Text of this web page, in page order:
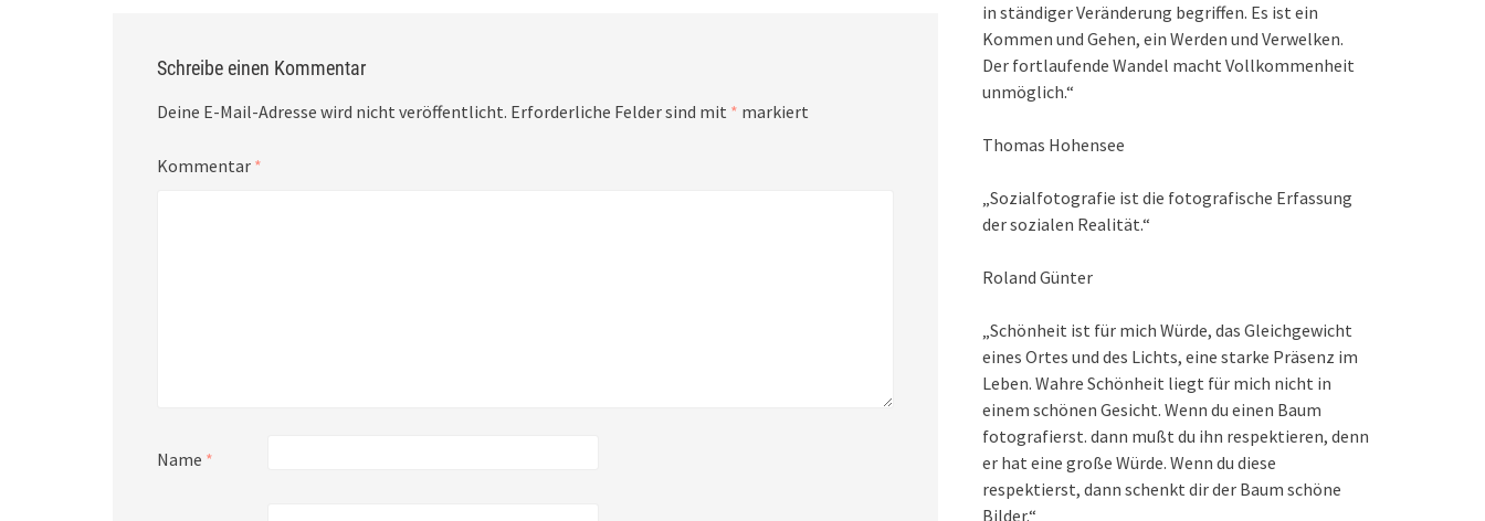
Schreibe einen Kommentar
Deine E-Mail-Adresse wird nicht veröffentlicht. Erforderliche Felder sind mit * markiert
Kommentar *
Name *
in ständiger Veränderung begriffen. Es ist ein
Kommen und Gehen, ein Werden und Verwelken.
Der fortlaufende Wandel macht Vollkommenheit
unmöglich.“
Thomas Hohensee
„Sozialfotografie ist die fotografische Erfassung
der sozialen Realität.“
Roland Günter
„Schönheit ist für mich Würde, das Gleichgewicht
eines Ortes und des Lichts, eine starke Präsenz im
Leben. Wahre Schönheit liegt für mich nicht in
einem schönen Gesicht. Wenn du einen Baum
fotografierst. dann mußt du ihn respektieren, denn
er hat eine große Würde. Wenn du diese
respektierst, dann schenkt dir der Baum schöne
Bilder.“